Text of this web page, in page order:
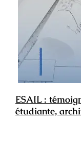
ESAIL :
étudiante,